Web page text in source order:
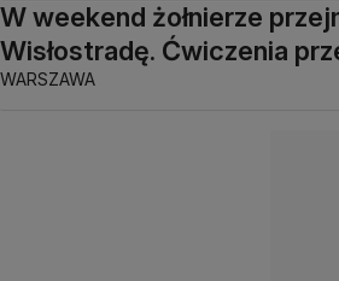
W weekend żołnierze
Wisłostradę. Ćwiczenia
WARSZAWA